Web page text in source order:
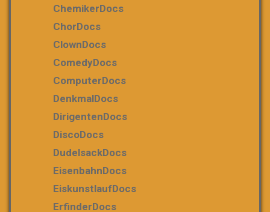
ChemikerDocs
ChorDocs
ClownDocs
ComedyDocs
ComputerDocs
DenkmalDocs
DirigentenDocs
DiscoDocs
DudelsackDocs
EisenbahnDocs
EiskunstlaufDocs
ErfinderDocs